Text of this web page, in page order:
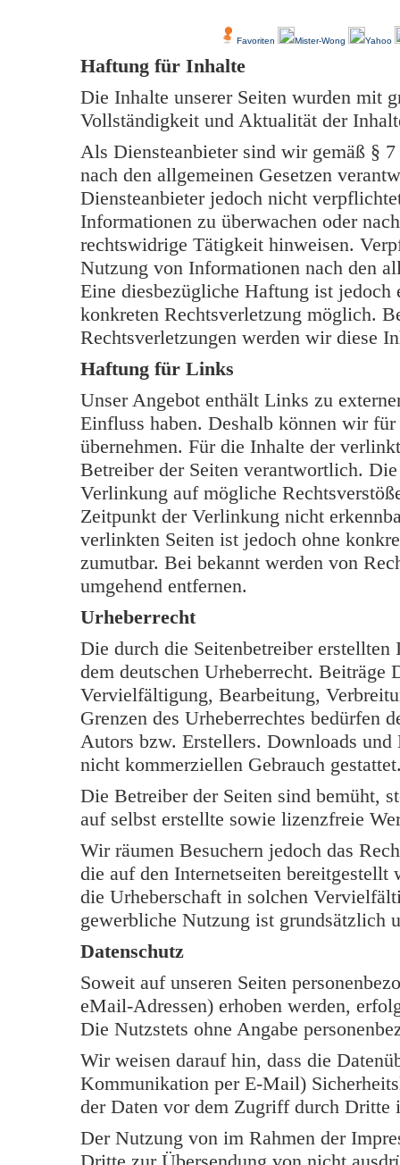
Favoriten Mister-Wong Yahoo
Haftung für Inhalte
Die Inhalte unserer Seiten wurden mit
Vollständigkeit und Aktualität der
Als Diensteanbieter sind wir gemäß §
nach den allgemeinen Gesetzen
Diensteanbieter jedoch nicht
Informationen zu überwachen oder
rechtswidrige Tätigkeit hinweisen.
Nutzung von Informationen nach den
Eine diesbezügliche Haftung ist
konkreten Rechtsverletzung möglich.
Rechtsverletzungen werden wir diese
Haftung für Links
Unser Angebot enthält Links zu
Einfluss haben. Deshalb können wir
übernehmen. Für die Inhalte der
Betreiber der Seiten verantwortlich.
Verlinkung auf mögliche
Zeitpunkt der Verlinkung nicht
verlinkten Seiten ist jedoch ohne
zumutbar. Bei bekannt werden von
umgehend entfernen.
Urheberrecht
Die durch die Seitenbetreiber
dem deutschen Urheberrecht.
Vervielfältigung, Bearbeitung,
Grenzen des Urheberrechtes bedürfen
Autors bzw. Erstellers. Downloads
nicht kommerziellen Gebrauch
Die Betreiber der Seiten sind bemüht,
auf selbst erstellte sowie lizenzfreie
Wir räumen Besuchern jedoch das
die auf den Internetseiten
die Urheberschaft in solchen
gewerbliche Nutzung ist grundsätzlich
Datenschutz
Soweit auf unseren Seiten
eMail-Adressen) erhoben werden,
Die Nutzstets ohne Angabe
Wir weisen darauf hin, dass die
Kommunikation per E-Mail)
der Daten vor dem Zugriff durch Dritte
Der Nutzung von im Rahmen der